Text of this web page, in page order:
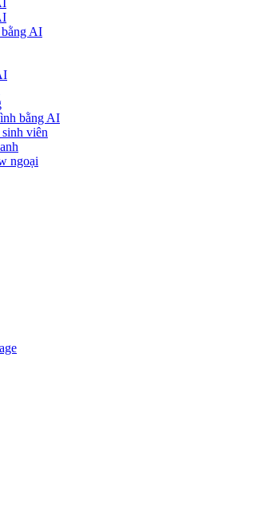
AI
bằng AI
viên
ngoại